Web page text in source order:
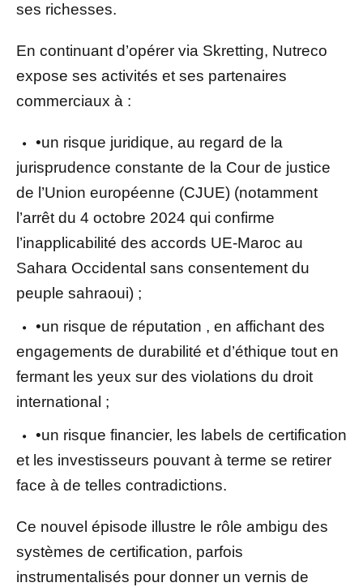
ses richesses.
En continuant d’opérer via Skretting, Nutreco
expose ses activités et ses partenaires
commerciaux à :
•un risque juridique, au regard de la
jurisprudence constante de la Cour de justice
de l’Union européenne (CJUE) (notamment
l’arrêt du 4 octobre 2024 qui confirme
l’inapplicabilité des accords UE-Maroc au
Sahara Occidental sans consentement du
peuple sahraoui) ;
•un risque de réputation , en affichant des
engagements de durabilité et d’éthique tout en
fermant les yeux sur des violations du droit
international ;
•un risque financier, les labels de certification
et les investisseurs pouvant à terme se retirer
face à de telles contradictions.
Ce nouvel épisode illustre le rôle ambigu des
systèmes de certification, parfois
instrumentalisés pour donner un vernis de